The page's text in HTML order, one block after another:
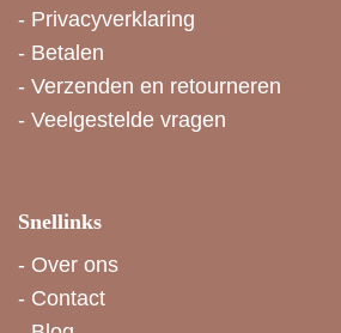
- Privacyverklaring
- Betalen
- Verzenden en retourneren
- Veelgestelde vragen
Snellinks
- Over ons
- Contact